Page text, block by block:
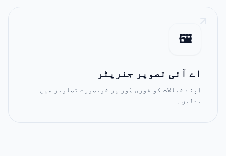
🖼️
اے آئی تصویر جنریٹر
اپنے خیالات کو فوری طور پر خوبصورت تصاویر میں
بدلیں۔